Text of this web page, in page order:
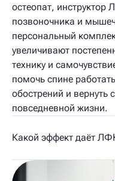
остеопат, инструктор
позвоночника и
персональный
увеличивают
технику и
помочь спине
обострений и вернуть
повседневной жизни.
Какой эффект даёт